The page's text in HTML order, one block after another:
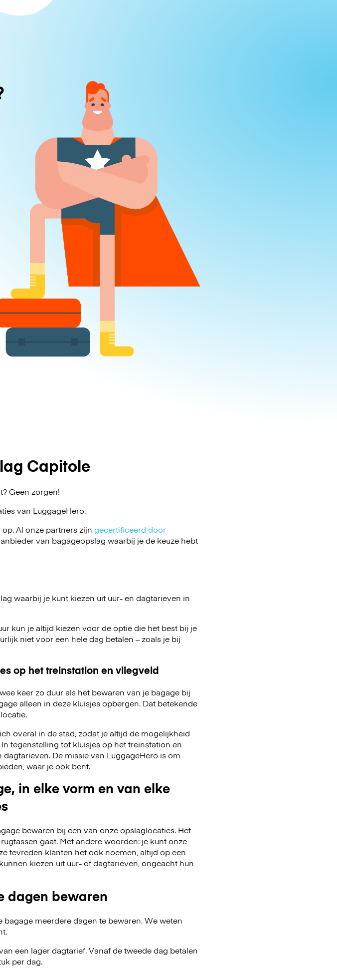
Capitole
Geen zorgen!
van LuggageHero.
Al onze partners zijn gecertificeerd door
van bagageopslag waarbij je de keuze hebt
waarbij je kunt kiezen uit uur- en dagtarieven in
kun je altijd kiezen voor de optie die het best bij je
niet voor een hele dag betalen – zoals je bij
op het treinstation en vliegveld
keer zo duur als het bewaren van je bagage bij
alleen in deze kluisjes opbergen. Dat betekende
overal in de stad, zodat je altijd de mogelijkheid
tegenstelling tot kluisjes op het treinstation en
De missie van LuggageHero is om
waar je ook bent.
in elke vorm en van elke
bewaren bij een van onze opslaglocaties. Het
gaat. Met andere woorden: je kunt onze
tevreden klanten het ook noemen, altijd op een
kiezen uit uur- of dagtarieven, ongeacht hun
dagen bewaren
meerdere dagen te bewaren. We weten
een lager dagtarief. Vanaf de tweede dag betalen
per dag.